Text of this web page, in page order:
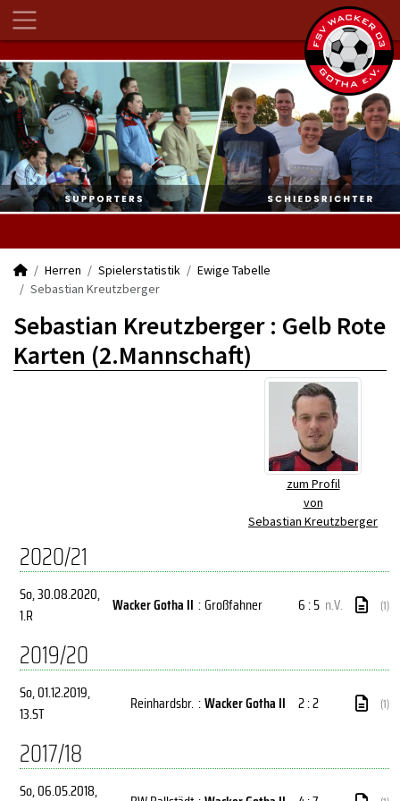
Herren Spielerstatistik
Ewige Tabelle
Sebastian Kreutzberger
Sebastian Kreutzberger : Gelb Rote
Karten (2.Mannschaft)
zum Profil
von
Sebastian Kreutzberger
2020/21
So, 30.08.2020,
1.R
Wacker Gotha II :Großfahner 6 : 5 n.V. (1)
2019/20
So, 01.12.2019,
13.ST
Reinhardsbr. :Wacker Gotha II 2 : 2 (1)
2017/18
So, 06.05.2018,